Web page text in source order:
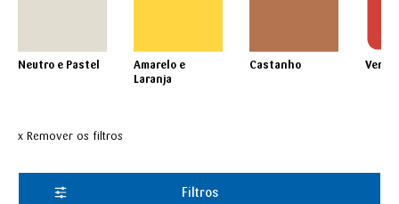
Neutro e Pastel
Amarelo e
Laranja
Castanho
x Remover os filtros
Filtros